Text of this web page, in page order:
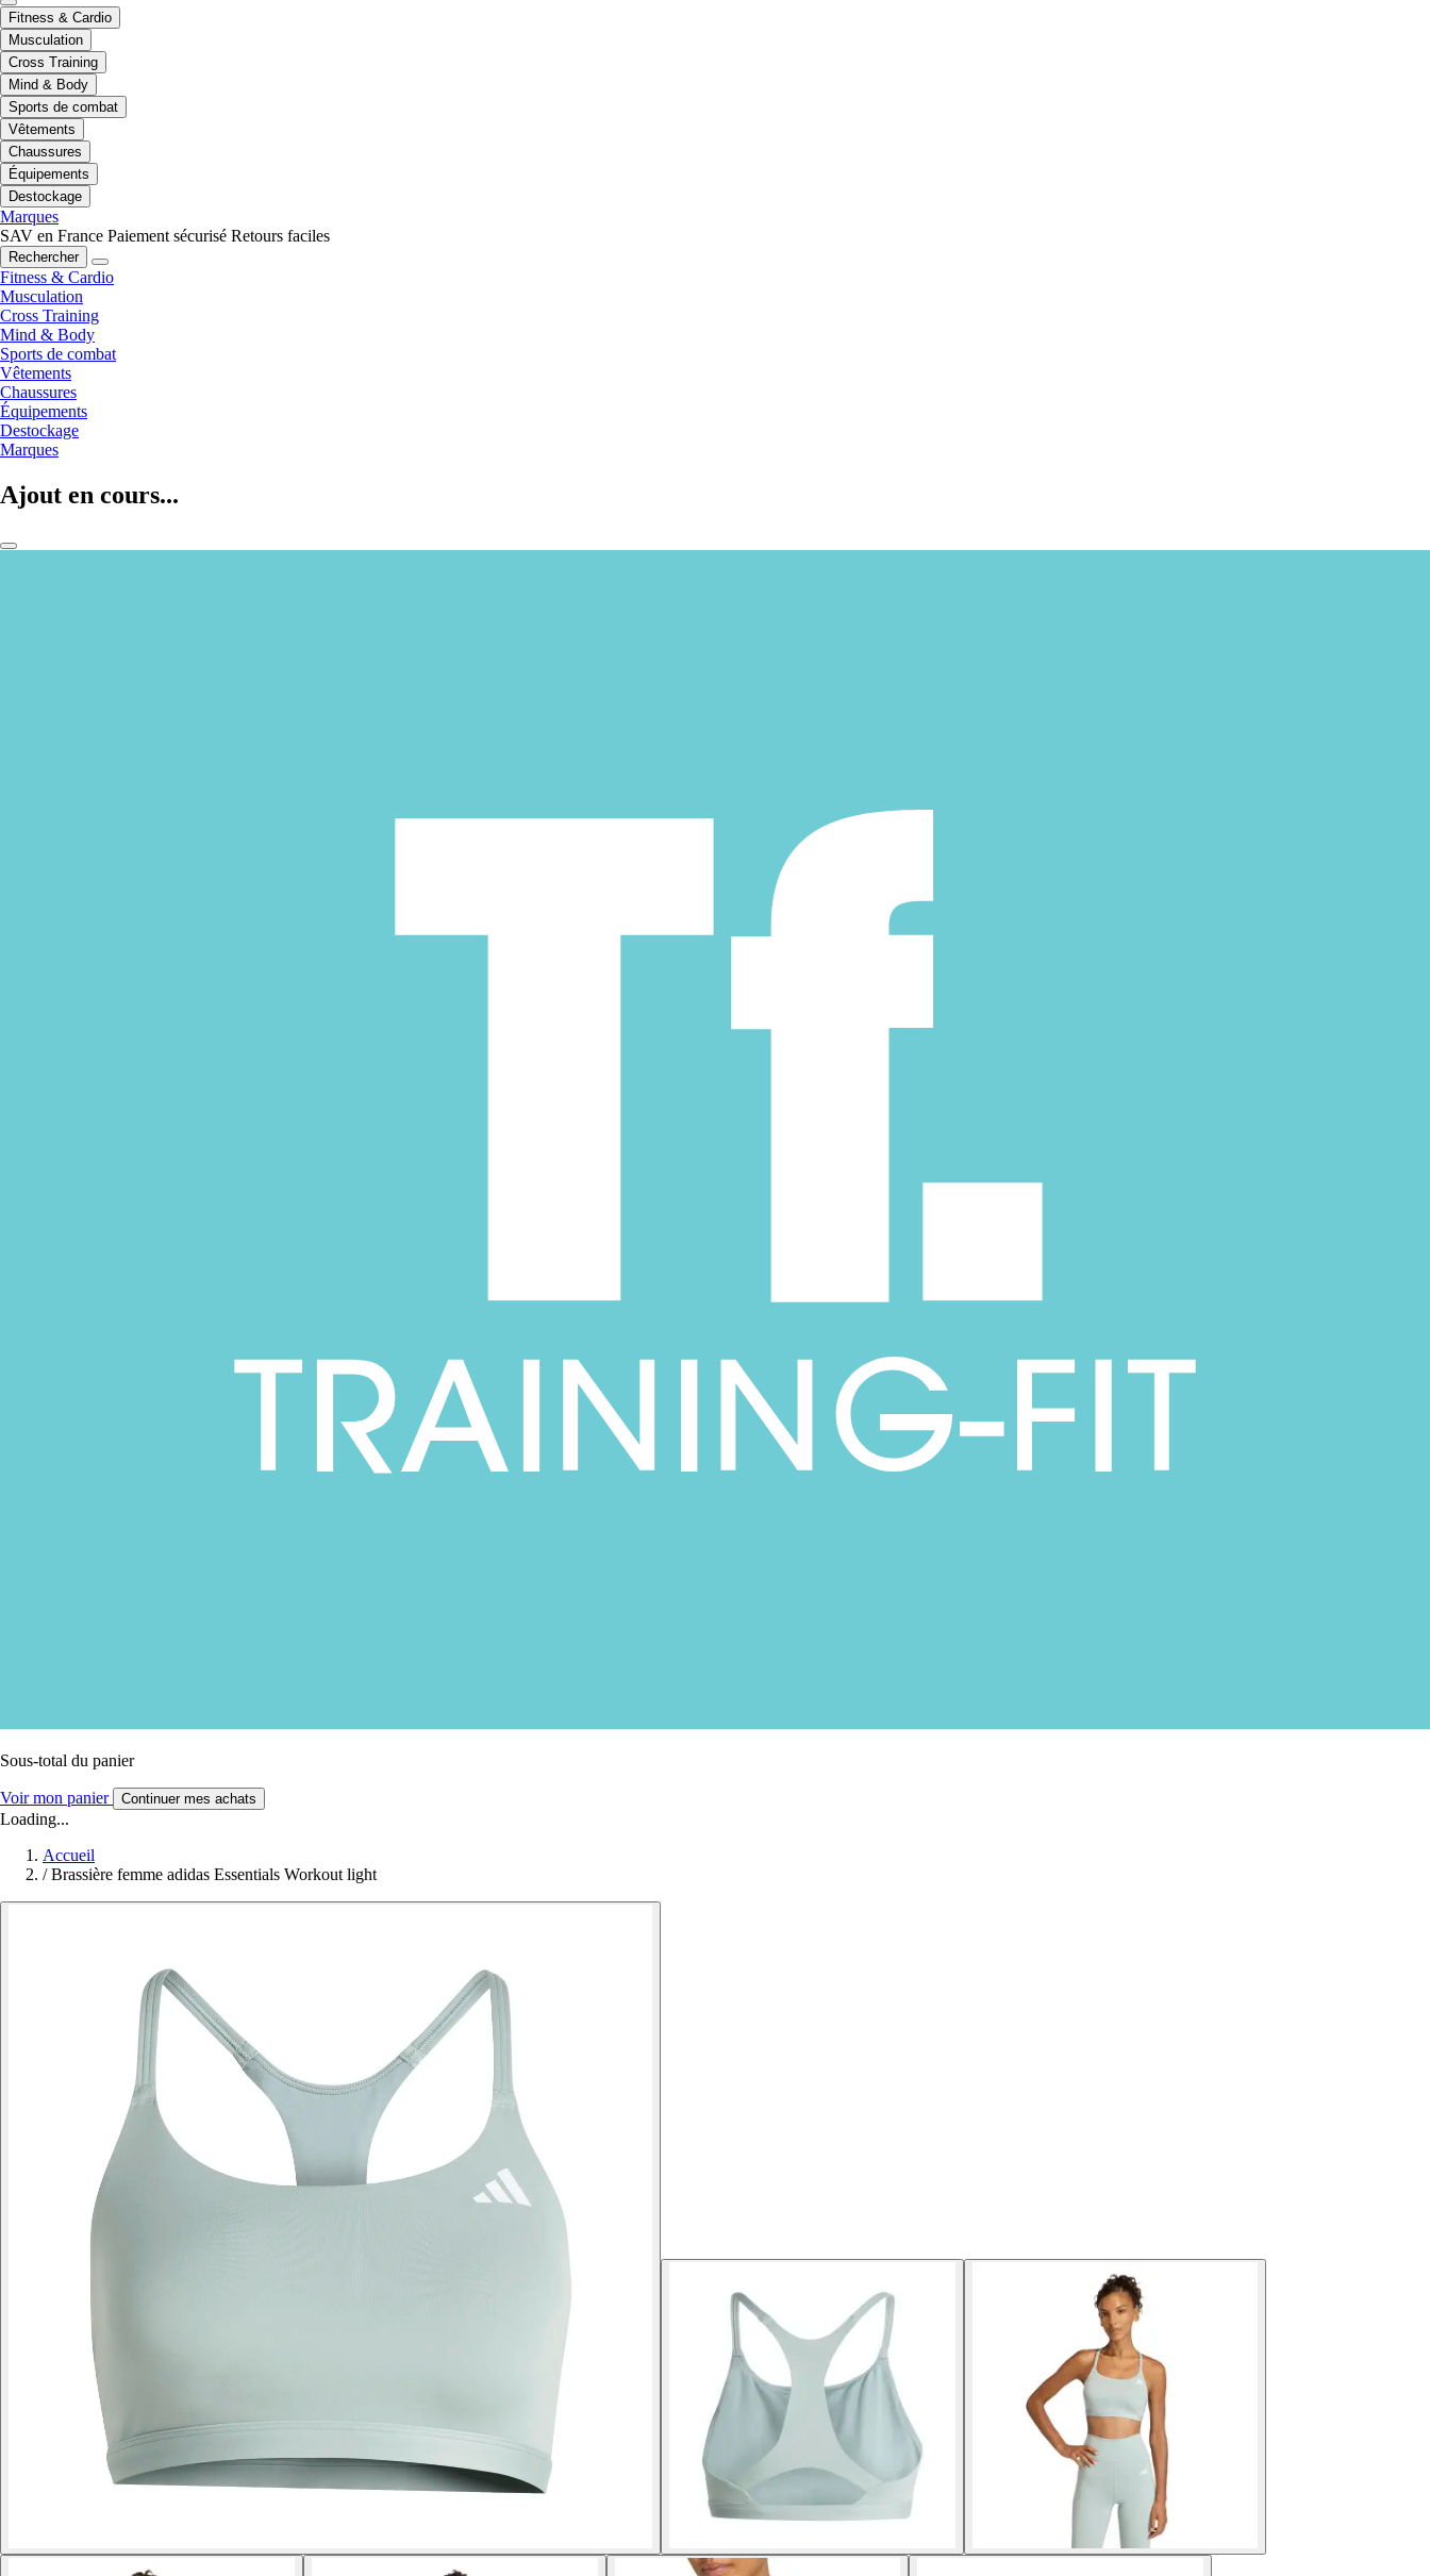
Fitness & Cardio
Musculation
Cross Training
Mind & Body
Sports de combat
Vêtements
Chaussures
Équipements
Destockage
Marques
SAV en France Paiement sécurisé Retours faciles
Rechercher
Fitness & Cardio
Musculation
Cross Training
Mind & Body
Sports de combat
Vêtements
Chaussures
Équipements
Destockage
Marques
Ajout en cours...
Sous-total du panier
Voir mon panier Continuer mes achats
Loading...
Accueil
/ Brassière femme adidas Essentials Workout light